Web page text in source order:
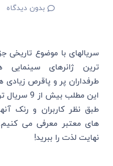
بدون دیدگاه
سریالهای با موضوع تاریخی
ترین ژانرهای سینمایی
طرفداران پر و پاقرص زیادی
این مطلب بیش از
طبق نظر کاربران و رنک
های معتبر معرفی می کنیم.
نهایت لذت را ببرید!